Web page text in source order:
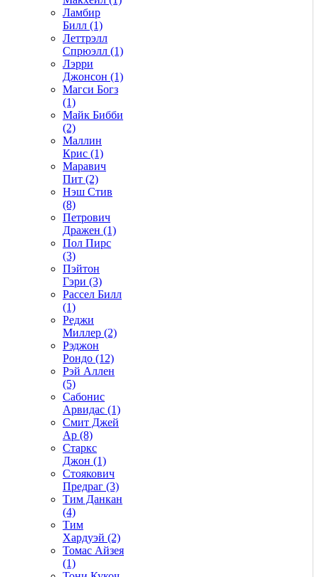
Ламбир
Билл (1)
Леттрэлл
Спрюэлл (1)
Лэрри
Джонсон (1)
Магси Богз
(1)
Майк Бибби
(2)
Маллин
Крис (1)
Маравич
Пит (2)
Нэш Стив
(8)
Петрович
Дражен (1)
Пол Пирс
(3)
Пэйтон
Гэри (3)
Рассел Билл
(1)
Реджи
Миллер (2)
Рэджон
Рондо (12)
Рэй Аллен
(5)
Сабонис
Арвидас (1)
Смит Джей
Ар (8)
Старкс
Джон (1)
Стоякович
Предраг (3)
Тим Данкан
(4)
Тим
Хардуэй (2)
Томас Айзея
(1)